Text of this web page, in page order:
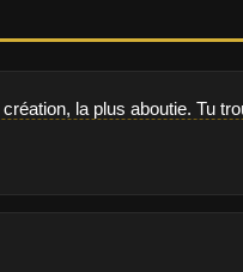
la plus aboutie. Tu